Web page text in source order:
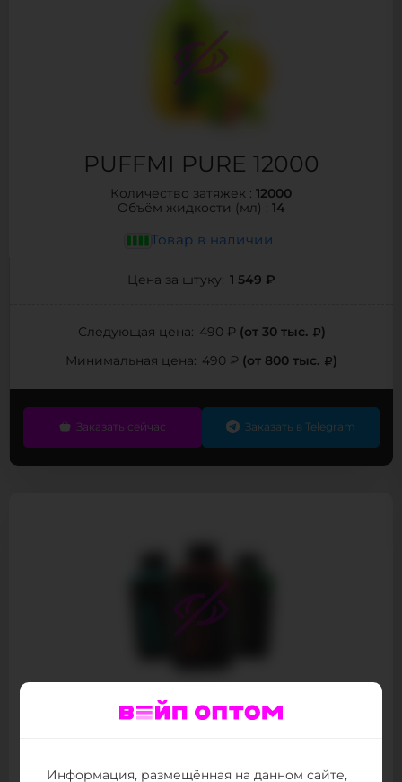
PUFFMI PURE 12000
Количество затяжек : 12000
Объём жидкости (мл) : 14
Товар в наличии
Цена за штуку: 1 549 ₽
Следующая цена: 490 ₽ (от 30 тыс. )
Минимальная цена: 490 ₽ (от 800 тыс. )
Заказать сейчас Заказать в Telegram
Puffmi DUMESH 10000
Информация, размещённая на данном сайте,